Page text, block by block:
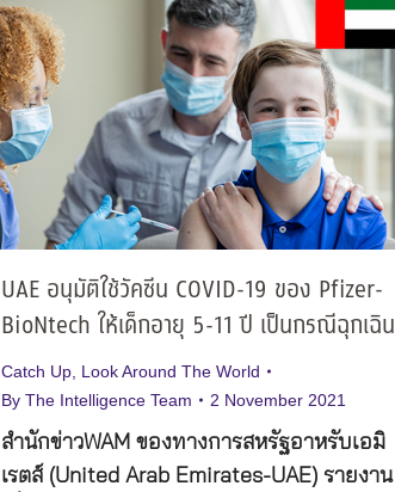
UAE อนุมัติใช้วัคซีน COVID-19 ของ Pfizer-
BioNtech ให้เด็กอายุ 5-11 ปี เป็นกรณีฉุกเฉิน
Catch Up, Look Around The World
By The Intelligence Team 2 November 2021
สำนักข่าวWAM ของทางการสหรัฐอาหรับเอมิ
เรตส์ (United Arab Emirates-UAE) รายงาน